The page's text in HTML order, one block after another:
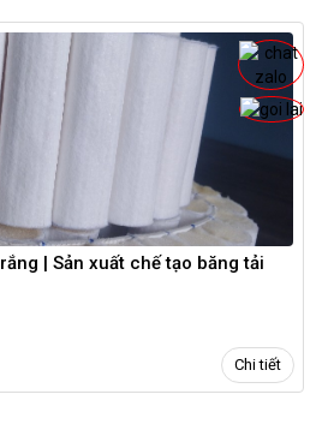
| Sản xuất chế tạo băng tải
Chi tiết